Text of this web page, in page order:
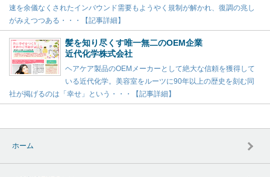
速を余儀なくされたインバウンド需要もようやく規制が解かれ、復調の兆し
がみえつつある・・・【記事詳細】
髪を知り尽くす唯一無二のOEM企業
近代化学株式会社
ヘアケア製品のOEMメーカーとして絶大な信頼を獲得して
いる近代化学。美容室をルーツに90年以上の歴史を刻む同
社が掲げるのは「幸せ」という・・・【記事詳細】
ホーム